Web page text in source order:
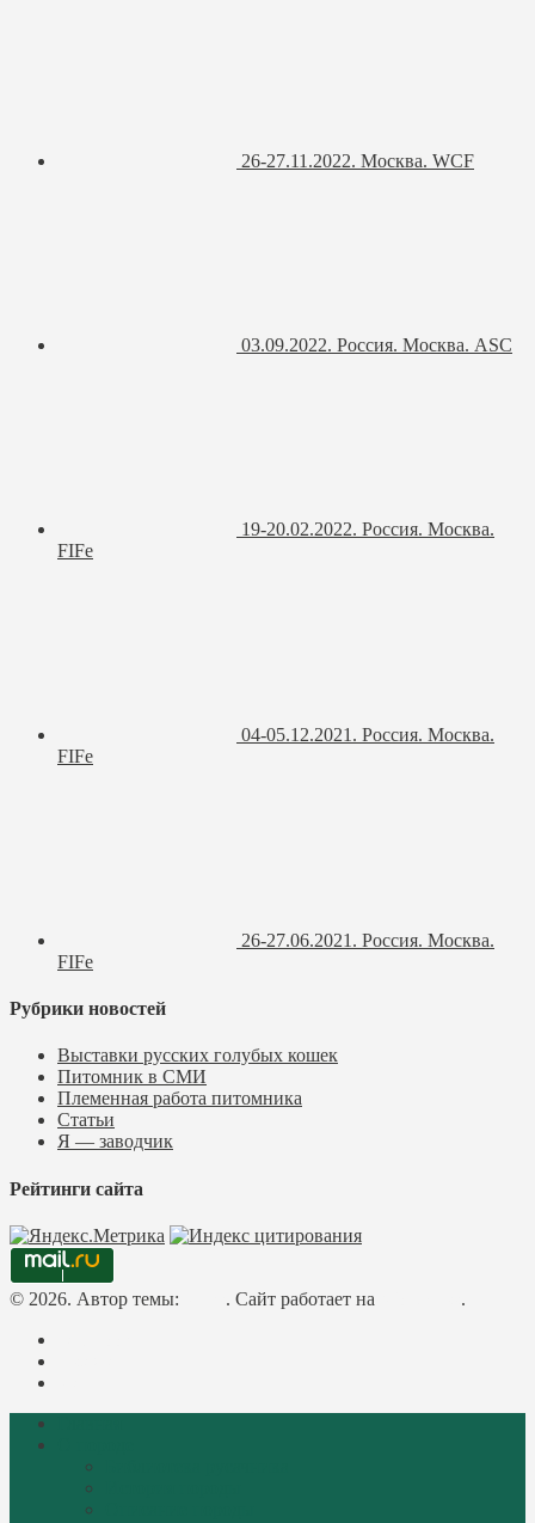
26-27.11.2022. Москва. WCF
03.09.2022. Россия. Москва. ASC
19-20.02.2022. Россия. Москва.
FIFe
04-05.12.2021. Россия. Москва.
FIFe
26-27.06.2021. Россия. Москва.
FIFe
Рубрики новостей
Выставки русских голубых кошек
Питомник в СМИ
Племенная работа питомника
Статьи
Я — заводчик
Рейтинги сайта
© 2026. Автор темы: . Сайт работает на
.